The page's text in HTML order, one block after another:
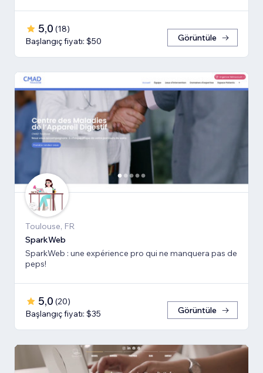
5,0 (18)
Başlangıç fiyatı: $50
Görüntüle
Toulouse, FR
SparkWeb
SparkWeb : une expérience pro qui ne manquera pas de
peps!
5,0 (20)
Başlangıç fiyatı: $35
Görüntüle